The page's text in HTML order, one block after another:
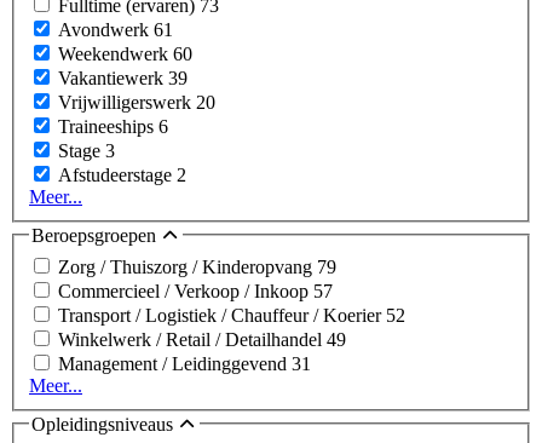
Fulltime (ervaren) 73
Avondwerk 61
Weekendwerk 60
Vakantiewerk 39
Vrijwilligerswerk 20
Traineeships 6
Stage 3
Afstudeerstage 2
Meer...
Beroepsgroepen
Zorg / Thuiszorg / Kinderopvang 79
Commercieel / Verkoop / Inkoop 57
Transport / Logistiek / Chauffeur / Koerier 52
Winkelwerk / Retail / Detailhandel 49
Management / Leidinggevend 31
Meer...
Opleidingsniveaus